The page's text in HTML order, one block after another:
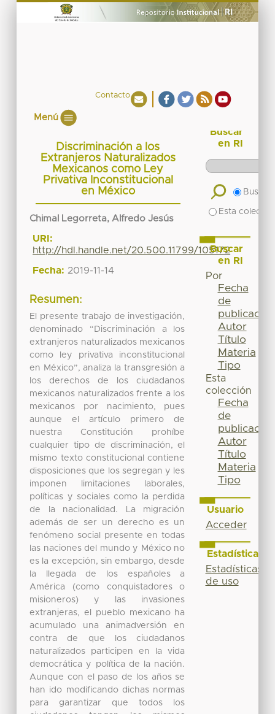
Contacto
Menú
Discriminación a los
Extranjeros Naturalizados
Mexicanos como Ley
Privativa Inconstitucional
en México
Chimal Legorreta, Alfredo Jesús
URI:
http://hdl.handle.net/20.500.11799/105172
Fecha: 2019-11-14
Resumen:
El presente trabajo de investigación,
denominado “Discriminación a los
extranjeros naturalizados mexicanos
como ley privativa inconstitucional
en México”, analiza la transgresión a
los derechos de los ciudadanos
mexicanos naturalizados frente a los
mexicanos por nacimiento, pues
aunque el artículo primero de
nuestra Constitución prohíbe
cualquier tipo de discriminación, el
mismo texto constitucional contiene
disposiciones que los segregan y les
imponen limitaciones laborales,
políticas y sociales como la perdida
de la nacionalidad. La migración
además de ser un derecho es un
fenómeno social presente en todas
las naciones del mundo y México no
es la excepción, sin embargo, desde
la llegada de los españoles a
América (como conquistadores o
misioneros) y las invasiones
extranjeras, el pueblo mexicano ha
acumulado una animadversión en
contra de que los ciudadanos
naturalizados participen en la vida
democrática y política de la nación.
Aunque con el paso de los años se
han ido modificando dichas normas
para garantizar que todos los
Buscar
en RI
Buscar
Esta
Buscar
en RI
Por
Fecha
de
publicación
Autor
Título
Materia
Tipo
Esta
colección
Fecha
de
publicación
Autor
Título
Materia
Tipo
Usuario
Acceder
Estadísticas
Estadísticas
de uso